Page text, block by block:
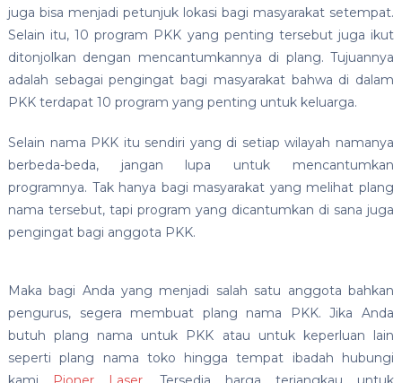
juga bisa menjadi petunjuk lokasi bagi masyarakat setempat.
Selain itu, 10 program PKK yang penting tersebut juga ikut
ditonjolkan dengan mencantumkannya di plang. Tujuannya
adalah sebagai pengingat bagi masyarakat bahwa di dalam
PKK terdapat 10 program yang penting untuk keluarga.
Selain nama PKK itu sendiri yang di setiap wilayah namanya
berbeda-beda, jangan lupa untuk mencantumkan
programnya. Tak hanya bagi masyarakat yang melihat plang
nama tersebut, tapi program yang dicantumkan di sana juga
pengingat bagi anggota PKK.
Maka bagi Anda yang menjadi salah satu anggota bahkan
pengurus, segera membuat plang nama PKK. Jika Anda
butuh plang nama untuk PKK atau untuk keperluan lain
seperti plang nama toko hingga tempat ibadah hubungi